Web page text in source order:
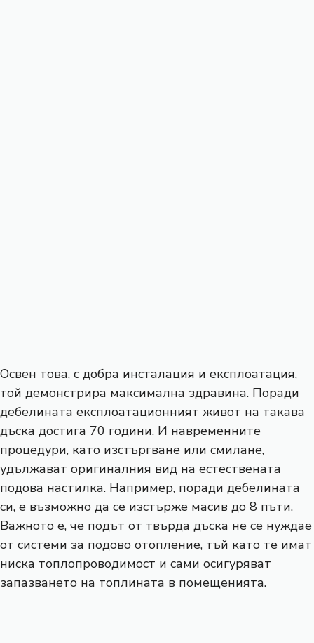
Освен това, с добра инсталация и експлоатация,
той демонстрира максимална здравина. Поради
дебелината експлоатационният живот на такава
дъска достига 70 години. И навременните
процедури, като изстъргване или смилане,
удължават оригиналния вид на естествената
подова настилка. Например, поради дебелината
си, е възможно да се изстърже масив до 8 пъти.
Важното е, че подът от твърда дъска не се нуждае
от системи за подово отопление, тъй като те имат
ниска топлопроводимост и сами осигуряват
запазването на топлината в помещенията.